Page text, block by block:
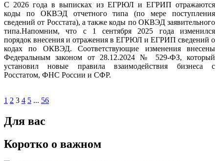
С 2026 года в выписках из ЕГРЮЛ и ЕГРИП отражаются
коды по ОКВЭД отчетного типа (по мере поступления
сведений от Росстата), а также коды по ОКВЭД заявительного
типа.Напомним, что с 1 сентября 2025 года изменился
порядок внесения и отражения в ЕГРЮЛ и ЕГРИП сведений о
кодах по ОКВЭД. Соответствующие изменения внесены
Федеральным законом от 28.12.2024 № 529-ФЗ, который
установил новые правила взаимодействия бизнеса с
Росстатом, ФНС России и СФР.
1 2 3 4 5 ... 56
Для вас
Коротко о важном